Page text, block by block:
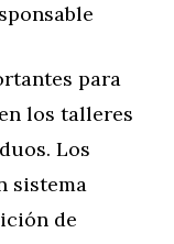
para
los talleres
Los
sistema
de